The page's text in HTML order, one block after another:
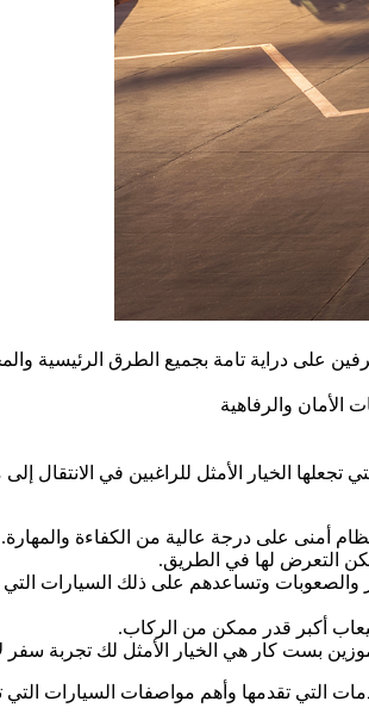
على دراية تامة بجميع الطرق الرئيسية
والرفاهية
الخيار الأمثل للراغبين في الانتقال إلى
أمنى على درجة عالية من الكفاءة والمهارة.
التعرض لها في الطريق.
والصعوبات وتساعدهم على ذلك السيارات
أكبر قدر ممكن من الركاب.
بست كار هي الخيار الأمثل لك تجربة سفر
تقدمها وأهم مواصفات السيارات التي